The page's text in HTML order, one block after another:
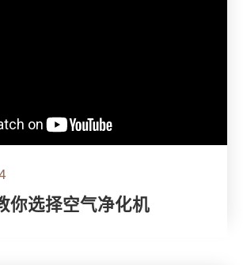
你选择空气净化机